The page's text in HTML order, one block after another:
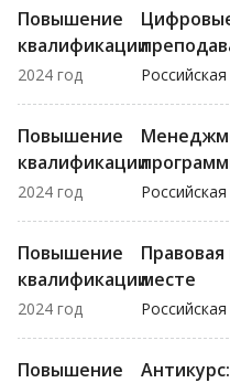
Повышение
квалификации
2024 год
Повышение
квалификации
2024 год
Повышение
квалификации
2024 год
месте
Повышение